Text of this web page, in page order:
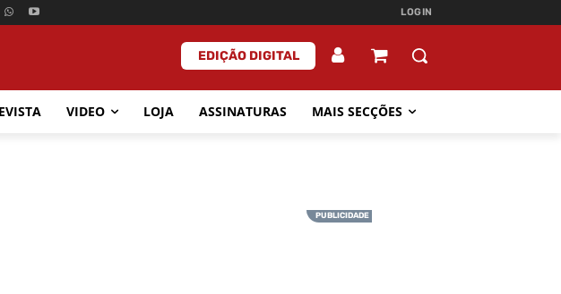
LOGIN
EDIÇÃO DIGITAL
VIDEO LOJA ASSINATURAS MAIS SECÇÕES